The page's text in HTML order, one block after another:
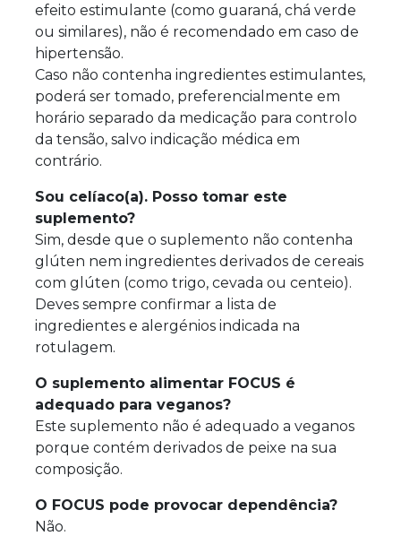
efeito estimulante (como guaraná, chá verde
ou similares), não é recomendado em caso de
hipertensão.
Caso não contenha ingredientes estimulantes,
poderá ser tomado, preferencialmente em
horário separado da medicação para controlo
da tensão, salvo indicação médica em
contrário.
Sou celíaco(a). Posso tomar este
suplemento?
Sim, desde que o suplemento não contenha
glúten nem ingredientes derivados de cereais
com glúten (como trigo, cevada ou centeio).
Deves sempre confirmar a lista de
ingredientes e alergénios indicada na
rotulagem.
O suplemento alimentar FOCUS é
adequado para veganos?
Este suplemento não é adequado a veganos
porque contém derivados de peixe na sua
composição.
O FOCUS pode provocar dependência?
Não.